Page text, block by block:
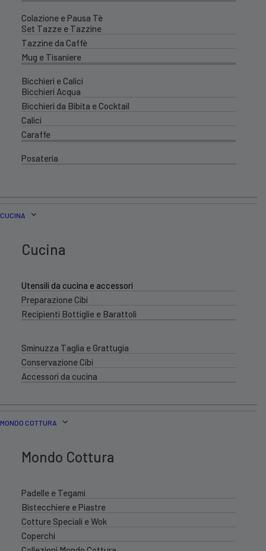
Colazione e Pausa Tè
Set Tazze e Tazzine
Tazzine da Caffè
Mug e Tisaniere
Bicchieri e Calici
Bicchieri Acqua
Bicchieri da Bibita e Cocktail
Calici
Caraffe
Posateria
CUCINA
Cucina
Utensili da cucina e accessori
Preparazione Cibi
Recipienti Bottiglie e Barattoli
Sminuzza Taglia e Grattugia
Conservazione Cibi
Accessori da cucina
MONDO COTTURA
Mondo Cottura
Padelle e Tegami
Bistecchiere e Piastre
Cotture Speciali e Wok
Coperchi